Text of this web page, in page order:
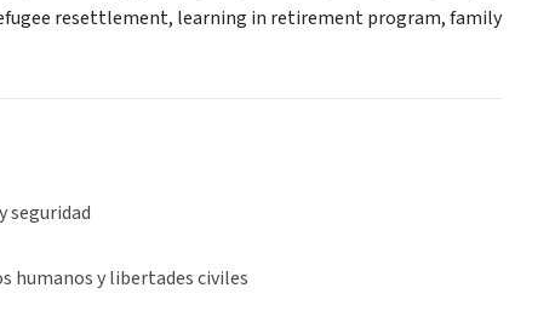
resettlement, learning in retirement program, family
seguridad
humanos y libertades civiles